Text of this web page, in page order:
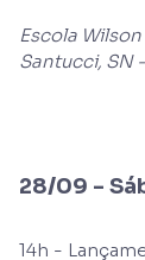
Escola
Santucci, SN
28/09 -
14h -